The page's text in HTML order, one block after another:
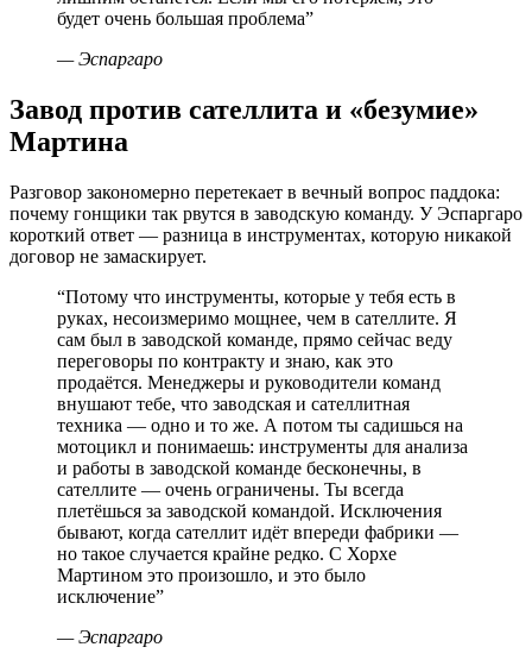
будет очень большая проблема”
—Эспаргаро
Завод против сателлита и «безумие»
Мартина
Разговор закономерно перетекает в вечный вопрос паддока:
почему гонщики так рвутся в заводскую команду. У Эспаргаро
короткий ответ — разница в инструментах, которую никакой
договор не замаскирует.
“Потому что инструменты, которые у тебя есть в
руках, несоизмеримо мощнее, чем в сателлите. Я
сам был в заводской команде, прямо сейчас веду
переговоры по контракту и знаю, как это
продаётся. Менеджеры и руководители команд
внушают тебе, что заводская и сателлитная
техника — одно и то же. А потом ты садишься на
мотоцикл и понимаешь: инструменты для анализа
и работы в заводской команде бесконечны, в
сателлите — очень ограничены. Ты всегда
плетёшься за заводской командой. Исключения
бывают, когда сателлит идёт впереди фабрики —
но такое случается крайне редко. С Хорхе
Мартином это произошло, и это было
исключение”
—Эспаргаро